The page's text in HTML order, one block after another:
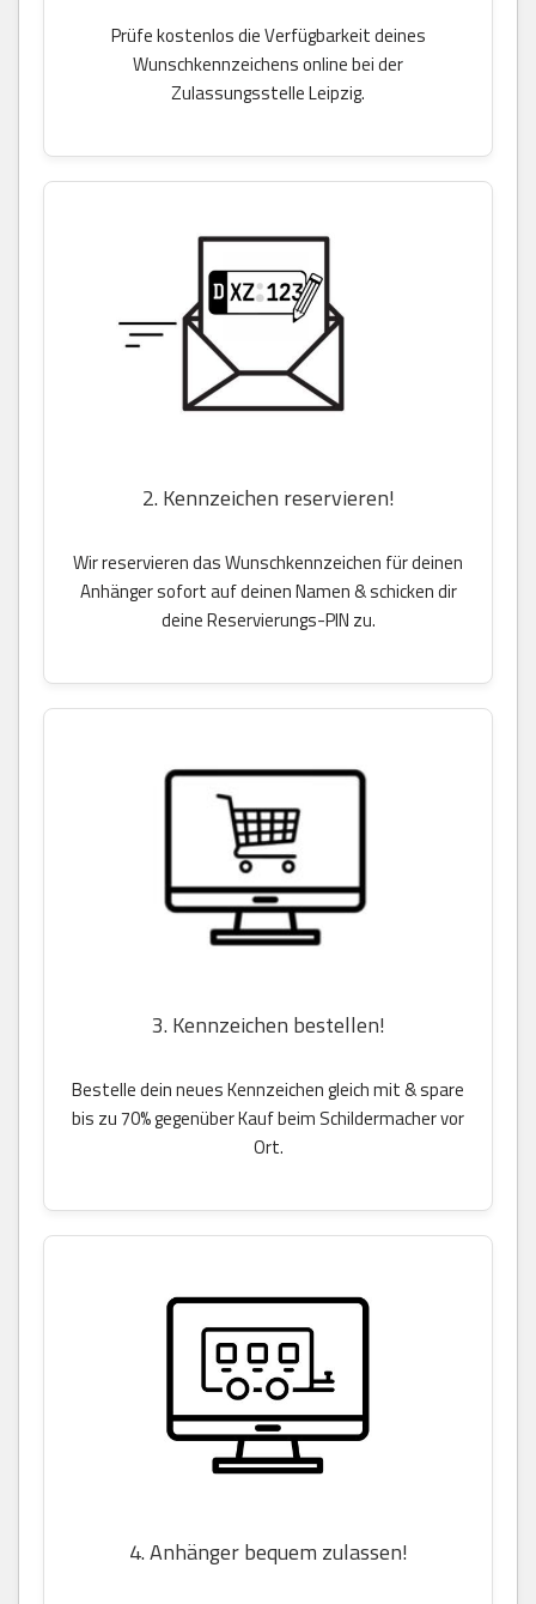
Prüfe kostenlos die Verfügbarkeit deines
Wunschkennzeichens online bei der
Zulassungsstelle Leipzig.
2. Kennzeichen reservieren!
Wir reservieren das Wunschkennzeichen für deinen
Anhänger sofort auf deinen Namen & schicken dir
deine Reservierungs-PIN zu.
3. Kennzeichen bestellen!
Bestelle dein neues Kennzeichen gleich mit & spare
bis zu 70% gegenüber Kauf beim Schildermacher vor
Ort.
4. Anhänger bequem zulassen!